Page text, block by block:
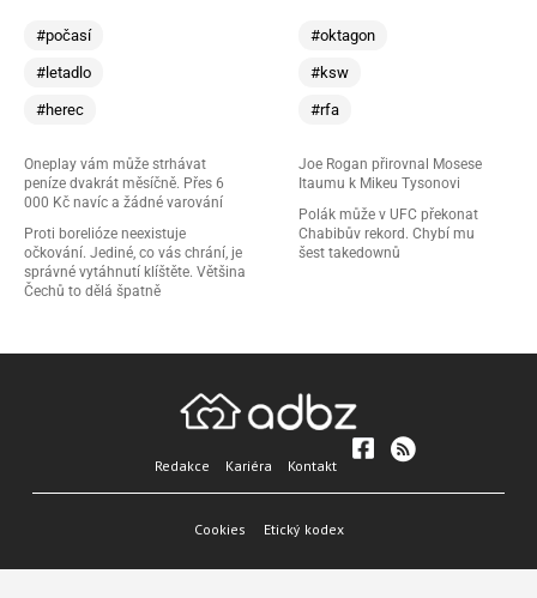
#počasí
#letadlo
#herec
Oneplay vám může strhávat
peníze dvakrát měsíčně. Přes 6
000 Kč navíc a žádné varování
Proti borelióze neexistuje
očkování. Jediné, co vás chrání, je
správné vytáhnutí klíštěte. Většina
Čechů to dělá špatně
#oktagon
#ksw
#rfa
Joe Rogan přirovnal Mosese
Itaumu k Mikeu Tysonovi
Polák může v UFC překonat
Chabibův rekord. Chybí mu
šest takedownů
Redakce Kariéra Kontakt
Cookies Etický kodex